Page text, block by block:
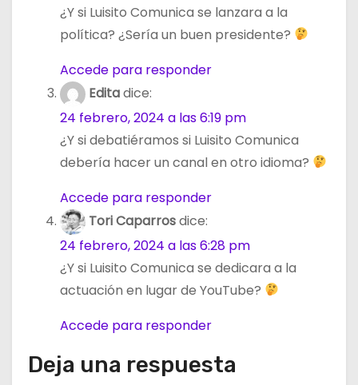
¿Y si Luisito Comunica se lanzara a la
política? ¿Sería un buen presidente?
Accede para responder
Editadice:
24 febrero, 2024 a las 6:19 pm
¿Y si debatiéramos si Luisito Comunica
debería hacer un canal en otro idioma?
Accede para responder
Tori Caparrosdice:
24 febrero, 2024 a las 6:28 pm
¿Y si Luisito Comunica se dedicara a la
actuación en lugar de YouTube?
Accede para responder
Deja una respuesta